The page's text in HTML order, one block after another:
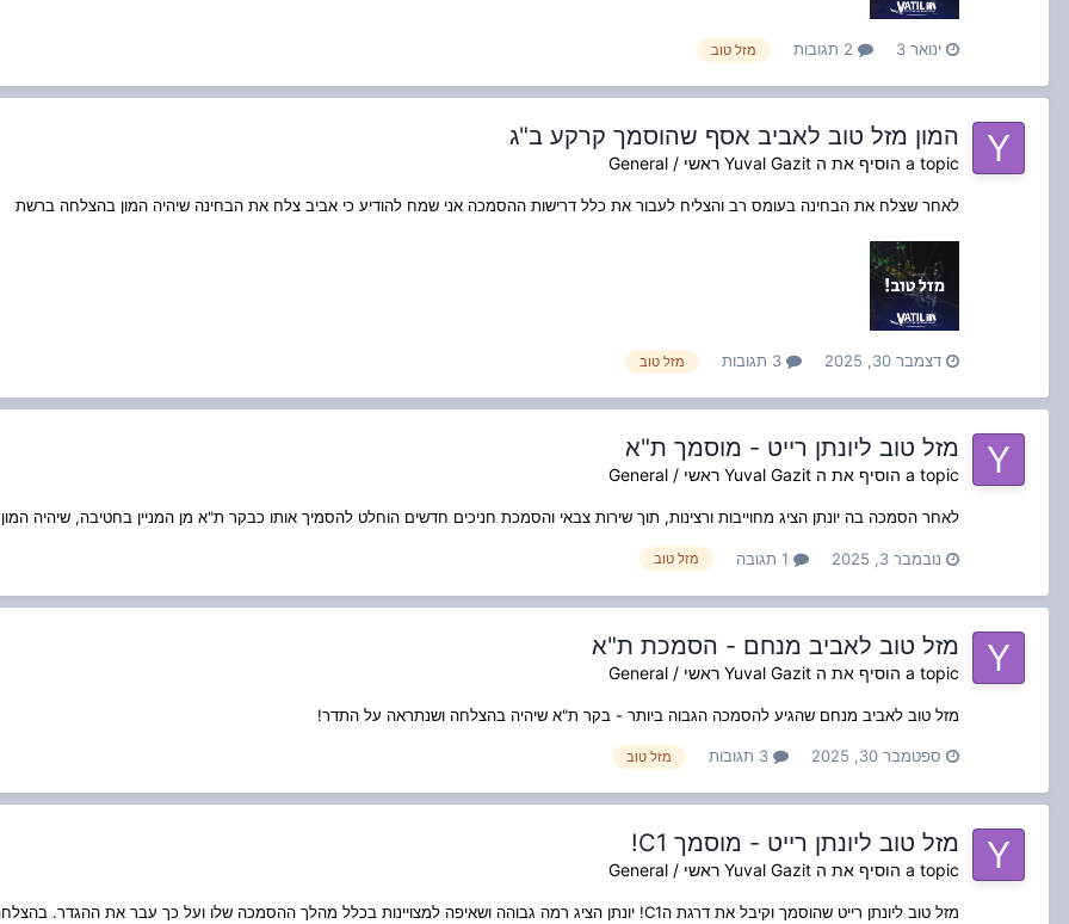
ינואר 3 מזל טוב
המון מזל טוב לאביב אסף שהוסמך קרקע ב"ג
a topic הוסיף את ה Yuval Gazit ראשי / General
לאחר שצלח את הבחינה בעומס רב והצליח לעבור את כלל דרישות ההסמכה אני שמח להודיע כי אביב צלח את הבחינה שיהיה המון בהצלחה ברשת
דצמבר 30, 2025 מזל טוב
מזל טוב ליונתן רייט - מוסמך ת"א
a topic הוסיף את ה Yuval Gazit ראשי / General
לאחר הסמכה בה יונתן הציג מחוייבות ורצינות, תוך שירות צבאי והסמכת חניכים חדשים הוחלט להסמיך אותו כבקר ת"א מן המניין בחטיבה, שיהיה
נובמבר 3, 2025 מזל טוב
מזל טוב לאביב מנחם - הסמכת ת"א
a topic הוסיף את ה Yuval Gazit ראשי / General
מזל טוב לאביב מנחם שהגיע להסמכה הגבוה ביותר - בקר ת"א שיהיה בהצלחה ושנתראה על התדר!
ספטמבר 30, 2025 מזל טוב
מזל טוב ליונתן רייט - מוסמך C1!
a topic הוסיף את ה Yuval Gazit ראשי / General
מזל טוב ליונתן רייט שהוסמך וקיבל את דרגת הC1! יונתן הציג רמה גבוהה ושאיפה למצויינות בכלל מהלך ההסמכה שלו ועל כך עבר את ההגדר. בהצלחה תותח!